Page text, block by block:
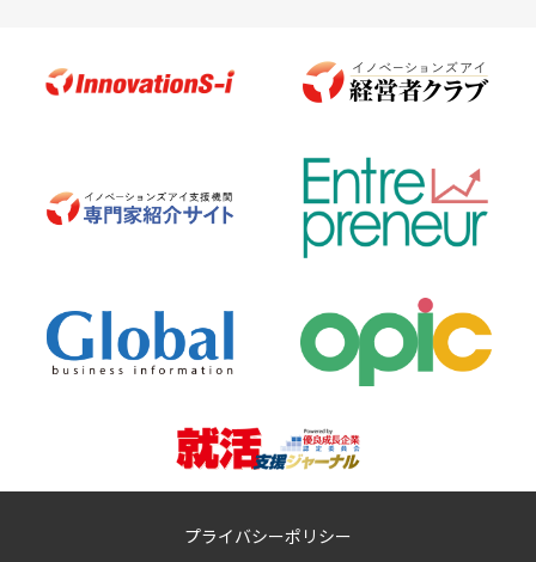
プライバシーポリシー